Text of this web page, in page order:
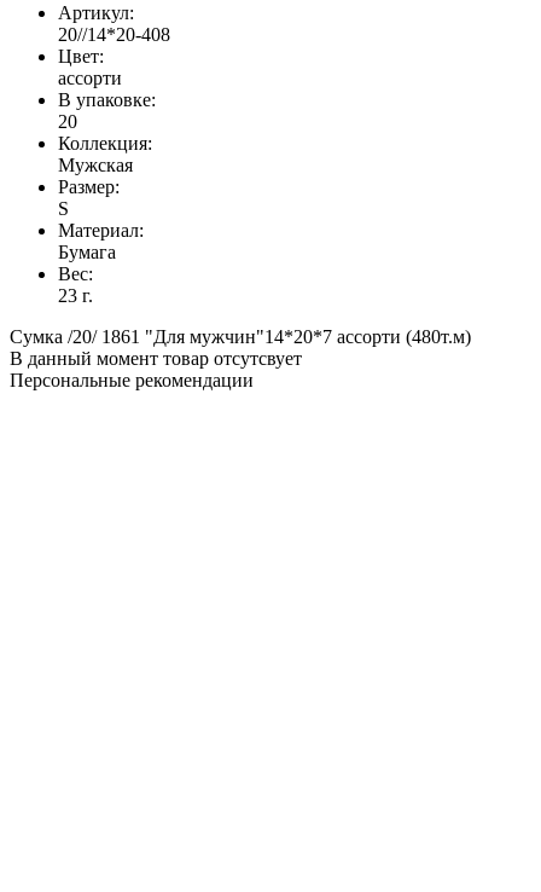
Артикул:
20//14*20-408
Цвет:
ассорти
В упаковке:
20
Коллекция:
Мужская
Размер:
S
Материал:
Бумага
Вес:
23 г.
Сумка /20/ 1861 "Для мужчин"14*20*7 ассорти (480т.м)
В данный момент товар отсутсвует
Персональные рекомендации